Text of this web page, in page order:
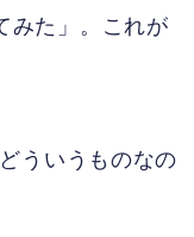
みた」。これが
ういうものなの